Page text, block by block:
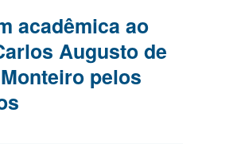
acadêmica ao
Augusto de
pelos